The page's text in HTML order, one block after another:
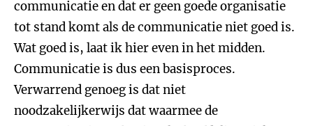
communicatie en dat er geen goede organisatie
tot stand komt als de communicatie niet goed is.
Wat goed is, laat ik hier even in het midden.
Communicatie is dus een basisproces.
Verwarrend genoeg is dat niet
noodzakelijkerwijs dat waarmee de